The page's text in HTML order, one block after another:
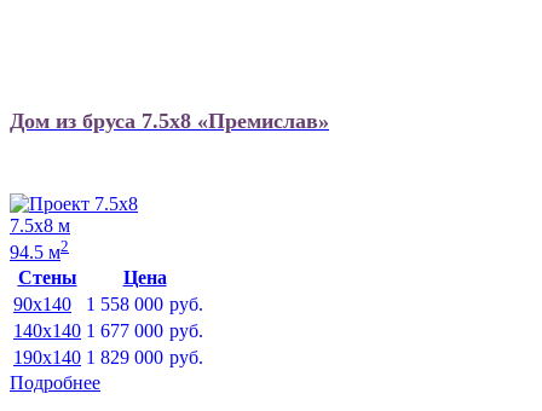
Дом из бруса 7.5х8 «Премислав»
7.5х8 м
94.5 м2
Стены
Цена
90x140
1 558 000 руб.
140x140 1 677 000 руб.
190x140 1 829 000 руб.
Подробнее